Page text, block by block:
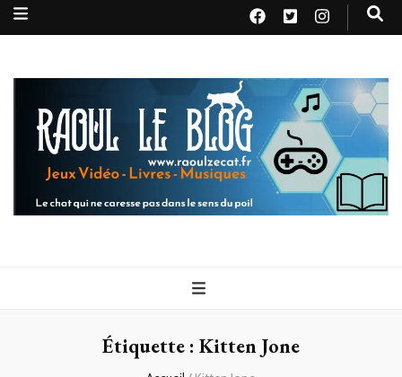
Raoul le
blog
Étiquette : Kitten Jone